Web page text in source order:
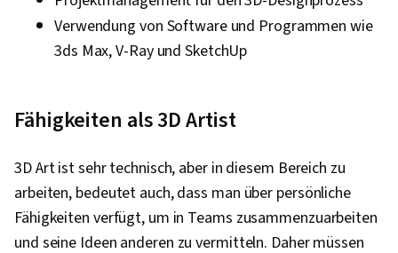
Verwendung von Software und Programmen wie
3ds Max, V-Ray und SketchUp
Fähigkeiten als 3D Artist
3D Art ist sehr technisch, aber in diesem Bereich zu
arbeiten, bedeutet auch, dass man über persönliche
Fähigkeiten verfügt, um in Teams zusammenzuarbeiten
und seine Ideen anderen zu vermitteln. Daher müssen